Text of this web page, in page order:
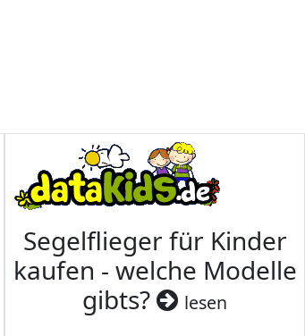
Segelflieger für Kinder
kaufen - welche Modelle
gibts?
lesen